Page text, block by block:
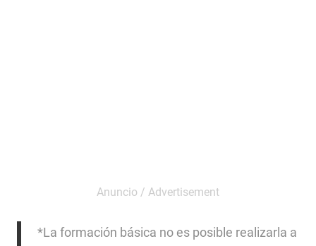
*La formación básica no es posible realizarla a